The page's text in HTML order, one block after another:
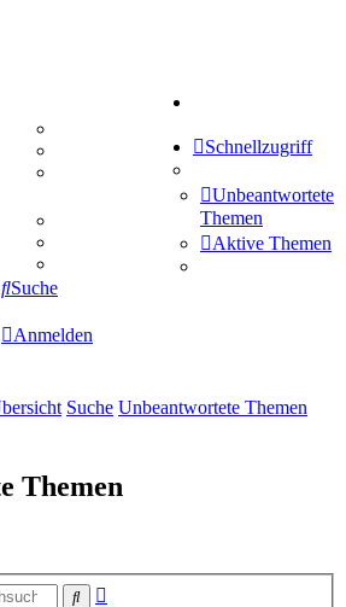
Treffenübersicht
Zitatesammlung
Schiffe versenken
Schnellzugriff
Unbeantwortete
Themen
Aktive Themen
Suche
Anmelden
Suche Unbeantwortete Themen
Themen
Suche